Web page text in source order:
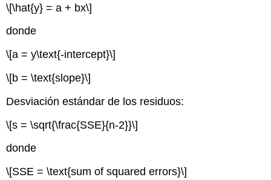
\[\hat{y} = a + bx\]
donde
\[a = y\text{-intercept}\]
\[b = \text{slope}\]
Desviación estándar de los residuos:
\[s = \sqrt{\frac{SSE}{n-2}}\]
donde
\[SSE = \text{sum of squared errors}\]